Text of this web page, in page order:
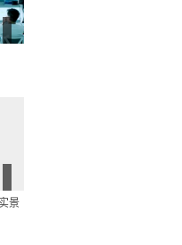
景